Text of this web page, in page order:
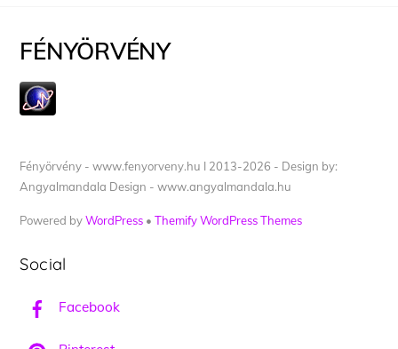
FÉNYÖRVÉNY
Fényörvény - www.fenyorveny.hu I 2013-2026 - Design by:
Angyalmandala Design - www.angyalmandala.hu
Powered byWordPress •Themify WordPress Themes
Social
Facebook